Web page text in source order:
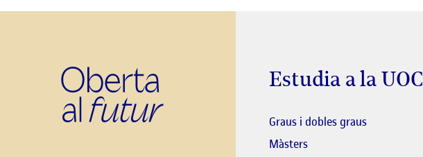
Estudia a la UOC
Graus i dobles graus
Màsters